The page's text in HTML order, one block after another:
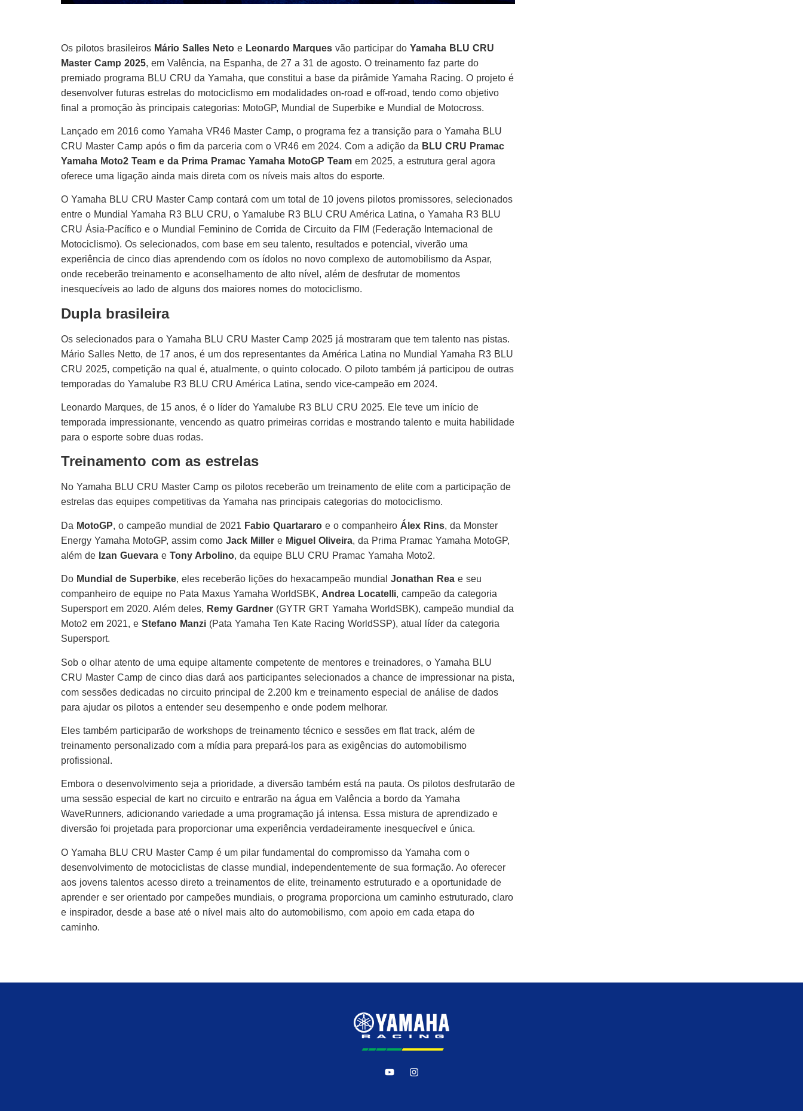
Os pilotos brasileiros Mário Salles Neto e Leonardo Marques vão participar do Yamaha BLU CRU
Master Camp 2025, em Valência, na Espanha, de 27 a 31 de agosto. O treinamento faz parte do
premiado programa BLU CRU da Yamaha, que constitui a base da pirâmide Yamaha Racing. O projeto é
desenvolver futuras estrelas do motociclismo em modalidades on-road e off-road, tendo como objetivo
final a promoção às principais categorias: MotoGP, Mundial de Superbike e Mundial de Motocross.
Lançado em 2016 como Yamaha VR46 Master Camp, o programa fez a transição para o Yamaha BLU
CRU Master Camp após o fim da parceria com o VR46 em 2024. Com a adição da BLU CRU Pramac
Yamaha Moto2 Team e da Prima Pramac Yamaha MotoGP Team em 2025, a estrutura geral agora
oferece uma ligação ainda mais direta com os níveis mais altos do esporte.
O Yamaha BLU CRU Master Camp contará com um total de 10 jovens pilotos promissores, selecionados
entre o Mundial Yamaha R3 BLU CRU, o Yamalube R3 BLU CRU América Latina, o Yamaha R3 BLU
CRU Ásia-Pacífico e o Mundial Feminino de Corrida de Circuito da FIM (Federação Internacional de
Motociclismo). Os selecionados, com base em seu talento, resultados e potencial, viverão uma
experiência de cinco dias aprendendo com os ídolos no novo complexo de automobilismo da Aspar,
onde receberão treinamento e aconselhamento de alto nível, além de desfrutar de momentos
inesquecíveis ao lado de alguns dos maiores nomes do motociclismo.
Dupla brasileira
Os selecionados para o Yamaha BLU CRU Master Camp 2025 já mostraram que tem talento nas pistas.
Mário Salles Netto, de 17 anos, é um dos representantes da América Latina no Mundial Yamaha R3 BLU
CRU 2025, competição na qual é, atualmente, o quinto colocado. O piloto também já participou de outras
temporadas do Yamalube R3 BLU CRU América Latina, sendo vice-campeão em 2024.
Leonardo Marques, de 15 anos, é o líder do Yamalube R3 BLU CRU 2025. Ele teve um início de
temporada impressionante, vencendo as quatro primeiras corridas e mostrando talento e muita habilidade
para o esporte sobre duas rodas.
Treinamento com as estrelas
No Yamaha BLU CRU Master Camp os pilotos receberão um treinamento de elite com a participação de
estrelas das equipes competitivas da Yamaha nas principais categorias do motociclismo.
Da MotoGP, o campeão mundial de 2021 Fabio Quartararo e o companheiro Álex Rins, da Monster
Energy Yamaha MotoGP, assim como Jack Miller e Miguel Oliveira, da Prima Pramac Yamaha MotoGP,
além de Izan Guevara e Tony Arbolino, da equipe BLU CRU Pramac Yamaha Moto2.
Do Mundial de Superbike, eles receberão lições do hexacampeão mundial Jonathan Rea e seu
companheiro de equipe no Pata Maxus Yamaha WorldSBK, Andrea Locatelli, campeão da categoria
Supersport em 2020. Além deles, Remy Gardner (GYTR GRT Yamaha WorldSBK), campeão mundial da
Moto2 em 2021, e Stefano Manzi (Pata Yamaha Ten Kate Racing WorldSSP), atual líder da categoria
Supersport.
Sob o olhar atento de uma equipe altamente competente de mentores e treinadores, o Yamaha BLU
CRU Master Camp de cinco dias dará aos participantes selecionados a chance de impressionar na pista,
com sessões dedicadas no circuito principal de 2.200 km e treinamento especial de análise de dados
para ajudar os pilotos a entender seu desempenho e onde podem melhorar.
Eles também participarão de workshops de treinamento técnico e sessões em flat track, além de
treinamento personalizado com a mídia para prepará-los para as exigências do automobilismo
profissional.
Embora o desenvolvimento seja a prioridade, a diversão também está na pauta. Os pilotos desfrutarão de
uma sessão especial de kart no circuito e entrarão na água em Valência a bordo da Yamaha
WaveRunners, adicionando variedade a uma programação já intensa. Essa mistura de aprendizado e
diversão foi projetada para proporcionar uma experiência verdadeiramente inesquecível e única.
O Yamaha BLU CRU Master Camp é um pilar fundamental do compromisso da Yamaha com o
desenvolvimento de motociclistas de classe mundial, independentemente de sua formação. Ao oferecer
aos jovens talentos acesso direto a treinamentos de elite, treinamento estruturado e a oportunidade de
aprender e ser orientado por campeões mundiais, o programa proporciona um caminho estruturado, claro
e inspirador, desde a base até o nível mais alto do automobilismo, com apoio em cada etapa do
caminho.